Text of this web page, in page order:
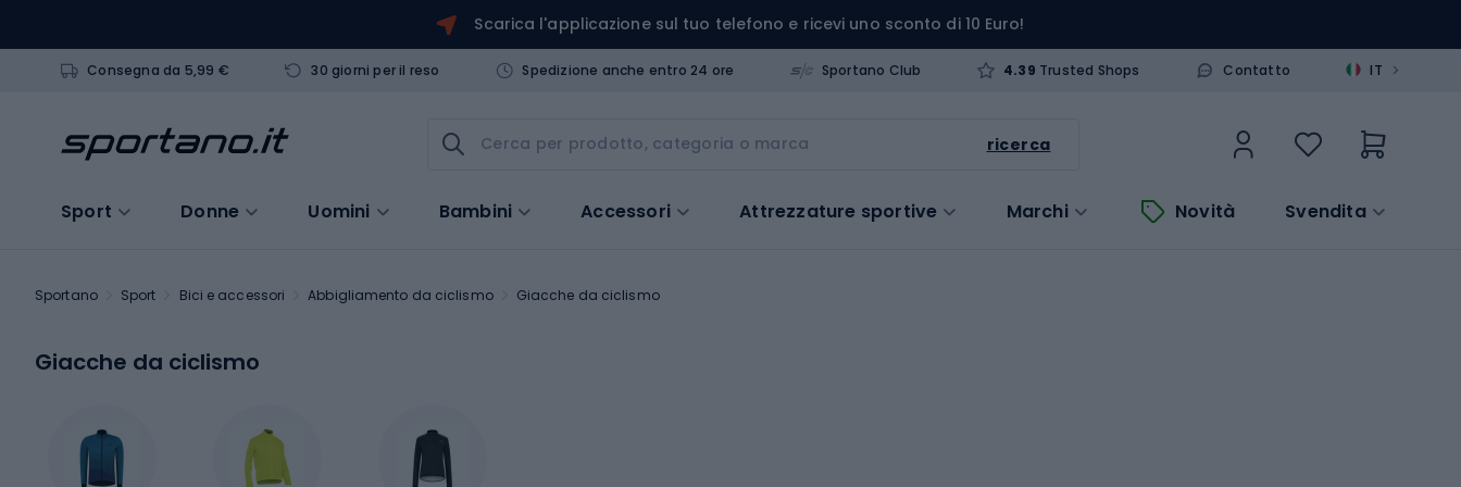
Scarica l'applicazione sul tuo telefono e ricevi uno sconto di 10 Euro!
Consegna da 5,99 € 30 giorni per il reso Spedizione anche entro 24 ore Sportano Club 4.39 Trusted Shops Contatto IT >
ricerca
Sport Donne Uomini Bambini Accessori Attrezzature sportive Marchi Novità Svendita
Sportano Sport Bici e accessori Abbigliamento da ciclismo Giacche da ciclismo
Giacche da ciclismo